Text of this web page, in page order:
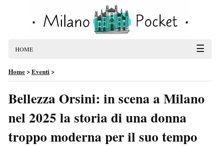
HOME ☰
Home>Eventi>
Bellezza Orsini: in scena a Milano
nel 2025 la storia di una donna
troppo moderna per il suo tempo